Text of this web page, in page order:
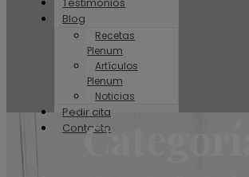
Blog
Recetas
Plenum
Artículos
Plenum
Noticias
Pedir cita
Contacto
Categoría: